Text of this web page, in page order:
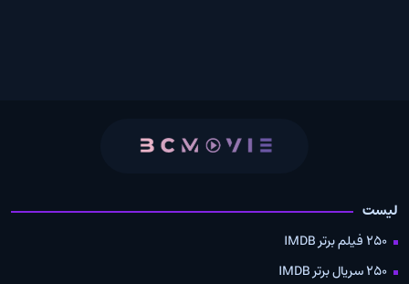
لیست
250 فیلم برتر IMDB
250 سریال برتر IMDB